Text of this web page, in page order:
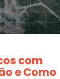
com
e Como